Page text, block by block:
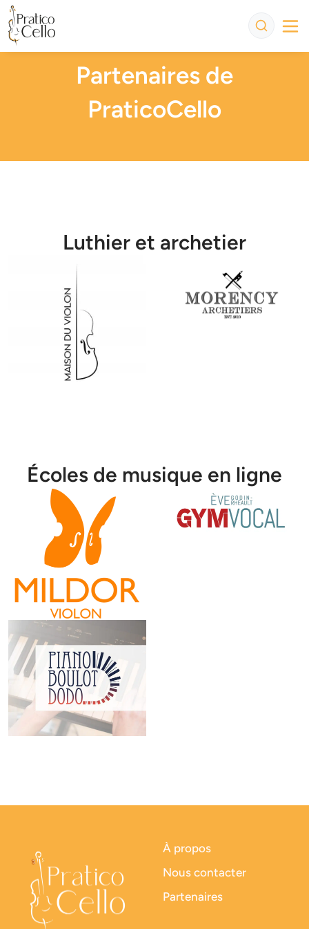
Partenaires de
PraticoCello
Luthier et archetier
Écoles de musique en ligne
À propos
Nous contacter
Partenaires